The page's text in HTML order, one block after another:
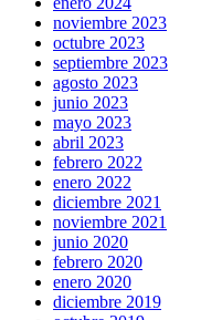
noviembre 2023
octubre 2023
septiembre 2023
agosto 2023
junio 2023
mayo 2023
abril 2023
febrero 2022
enero 2022
diciembre 2021
noviembre 2021
junio 2020
febrero 2020
enero 2020
diciembre 2019